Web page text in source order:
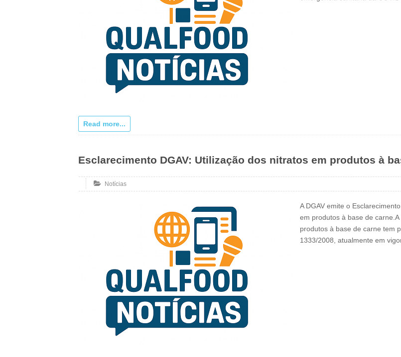
Read more...
Esclarecimento DGAV: Utilização dos nitratos em produtos à
Notícias
A DGAV emite o
em produtos à base de
produtos à base de carne tem
1333/2008, atualmente em